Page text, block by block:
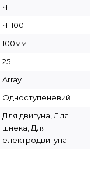
Ч
Ч-100
100мм
25
Array
Одноступеневий
Для двигуна, Для
шнека, Для
електродвигуна